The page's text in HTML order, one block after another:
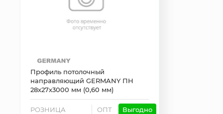
Профиль потолочный
направляющий GERMANY ПН
28х27х3000 мм (0,60 мм)
РОЗНИЦА ОПТ Выгодно